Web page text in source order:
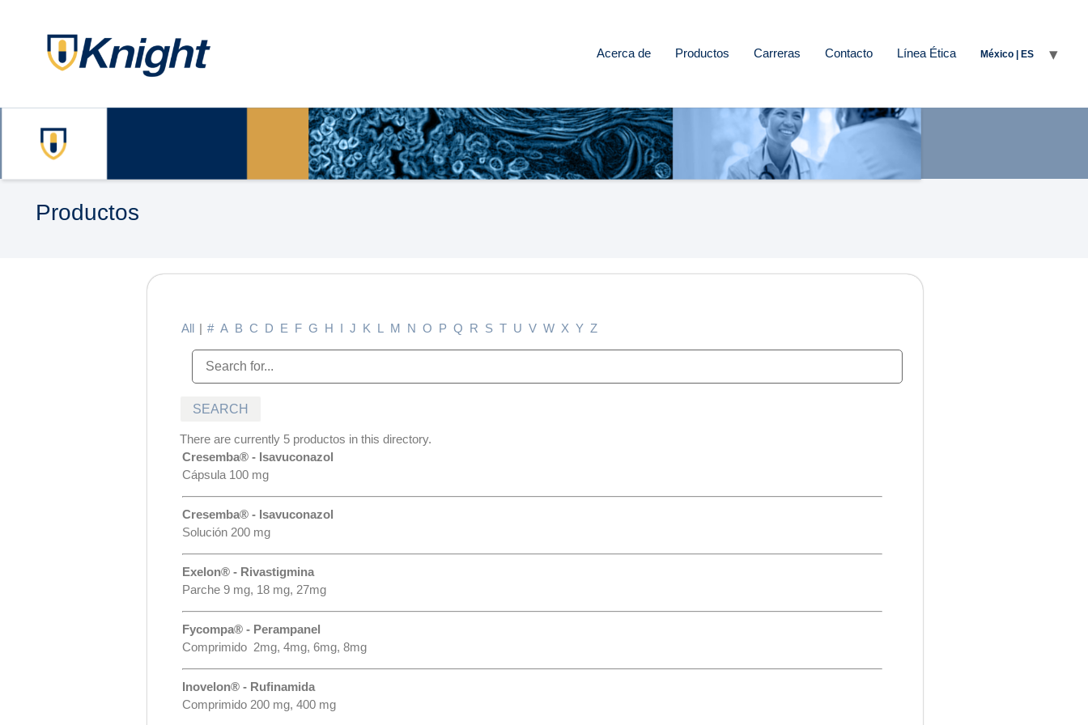
Acerca de Productos Carreras Contacto Línea Ética México | ES
Productos
All | # A B C D E F G H I J K L M N O P Q R S T U V W X Y Z
There are currently 5 productos in this directory.
Cresemba® - Isavuconazol
Cápsula 100 mg
Cresemba® - Isavuconazol
Solución 200 mg
Exelon® - Rivastigmina
Parche 9 mg, 18 mg, 27mg
Fycompa® - Perampanel
Comprimido 2mg, 4mg, 6mg, 8mg
Inovelon® - Rufinamida
Comprimido 200 mg, 400 mg